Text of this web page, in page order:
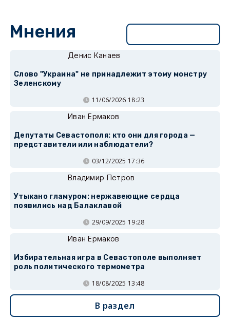
Мнения
Денис Канаев
Слово "Украина" не принадлежит этому монстру
Зеленскому
11/06/2026 18:23
Иван Ермаков
Депутаты Севастополя: кто они для города —
представители или наблюдатели?
03/12/2025 17:36
Владимир Петров
Утыкано гламуром: нержавеющие сердца
появились над Балаклавой
29/09/2025 19:28
Иван Ермаков
Избирательная игра в Севастополе выполняет
роль политического термометра
18/08/2025 13:48
В раздел